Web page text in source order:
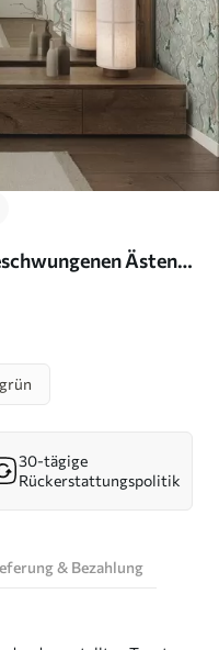
Ästen
Hintergrund Nr.
30-tägige
Rückerstattungspolitik
& Bezahlung